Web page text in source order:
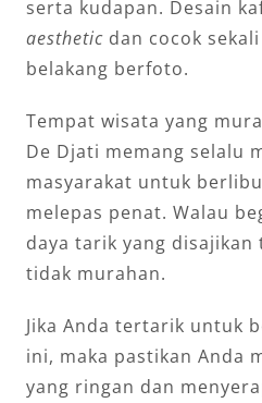
serta kudapan. Desain
aesthetic dan cocok
belakang berfoto.
Tempat wisata yang
De Djati memang selalu
masyarakat untuk
melepas penat. Walau
daya tarik yang
tidak murahan.
Jika Anda tertarik untuk
ini, maka pastikan Anda
yang ringan dan